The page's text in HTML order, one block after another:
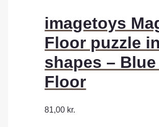
imagetoys
Floor puzzle
shapes – Blue
Floor
81,00 kr.